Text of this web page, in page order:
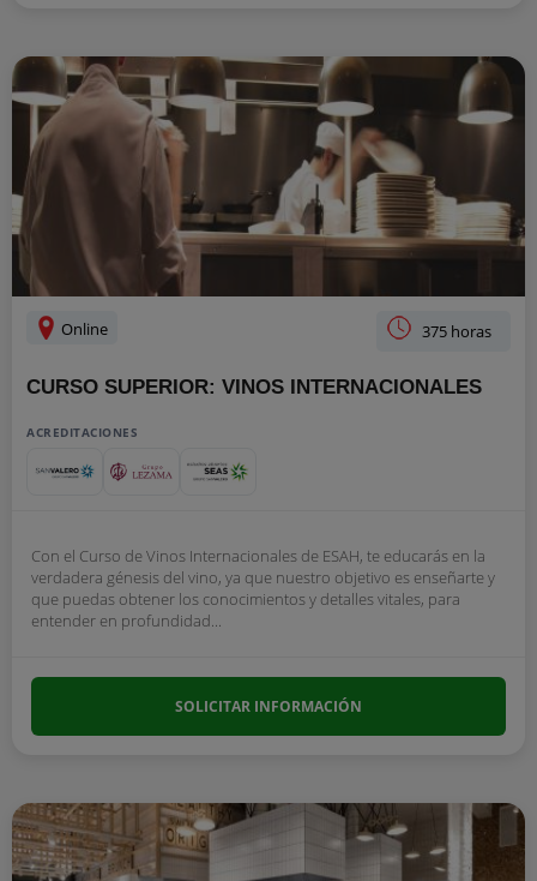
Online 375 horas
CURSO SUPERIOR: VINOS INTERNACIONALES
ACREDITACIONES
Con el Curso de Vinos Internacionales de ESAH, te educarás en la
verdadera génesis del vino, ya que nuestro objetivo es enseñarte y
que puedas obtener los conocimientos y detalles vitales, para
entender en profundidad...
SOLICITAR INFORMACIÓN